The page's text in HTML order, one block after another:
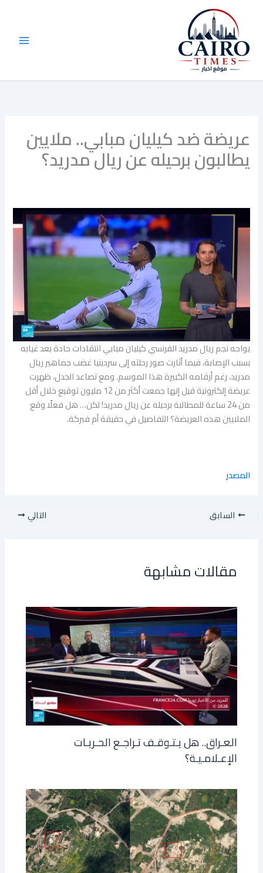
المحتوى
عريضة ضد كيليان مبابي.. ملايين
يطالبون برحيله عن ريال مدريد؟
يواجه نجم ريال مدريد الفرنسي كيليان مبابي انتقادات حادة بعد غيابه
بسبب الإصابة، فيما أثارت صور رحلته إلى سردينيا غضب جماهير ريال
مدريد، رغم أرقامه الكبيرة هذا الموسم. ومع تصاعد الجدل، ظهرت
عريضة إلكترونية قيل إنها جمعت أكثر من 12 مليون توقيع خلال أقل
من 24 ساعة للمطالبة برحيله عن ريال مدريد! لكن… هل فعلًا وقع
الملايين هذه العريضة؟ التفاصيل في حقيقة أم فبركة.
المصدر
السابق التالي
مقالات مشابهة
العـراق.. هل يـتـوقـف تـراجـع الحـريـات
الإعـلامـيـة؟